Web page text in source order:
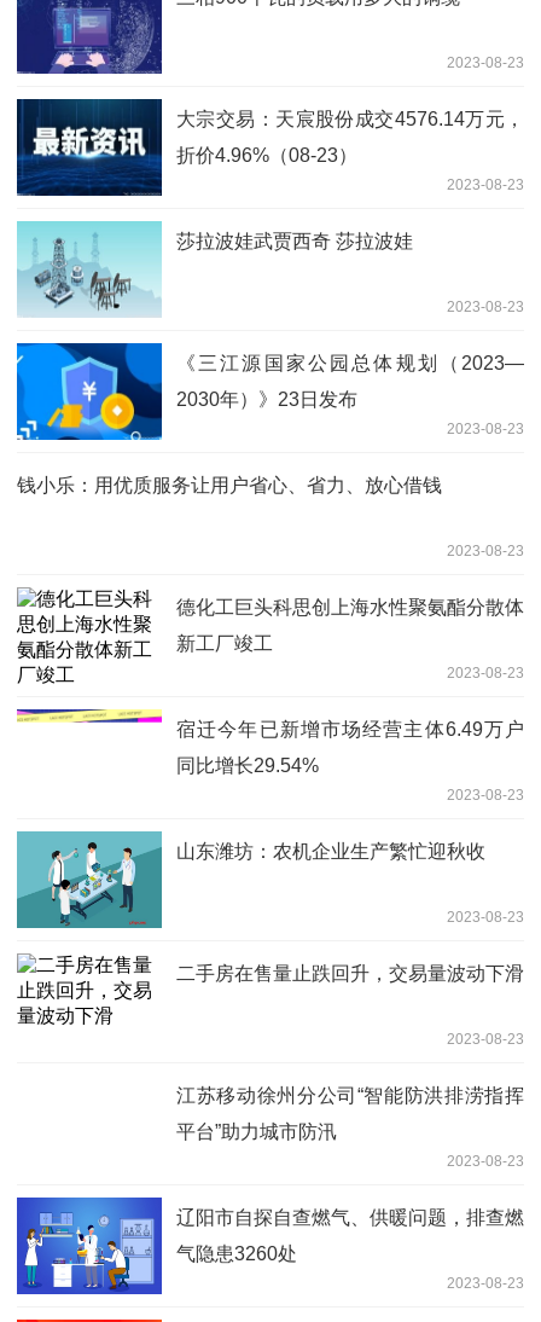
2023-08-23
大宗交易：天宸股份成交4576.14万元，
折价4.96%（08-23）
2023-08-23
莎拉波娃武贾西奇 莎拉波娃
2023-08-23
《三江源国家公园总体规划（2023—
2030年）》23日发布
2023-08-23
钱小乐：用优质服务让用户省心、省力、放心借钱
2023-08-23
德化工巨头科思创上海水性聚氨酯分散体
新工厂竣工
2023-08-23
宿迁今年已新增市场经营主体6.49万户
同比增长29.54%
2023-08-23
山东潍坊：农机企业生产繁忙迎秋收
2023-08-23
二手房在售量止跌回升，交易量波动下滑
2023-08-23
江苏移动徐州分公司“智能防洪排涝指挥
平台”助力城市防汛
2023-08-23
辽阳市自探自查燃气、供暖问题，排查燃
气隐患3260处
2023-08-23